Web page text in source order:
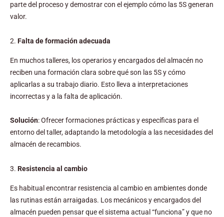
parte del proceso y demostrar con el ejemplo cómo las 5S generan
valor.
2. Falta de formación adecuada
En muchos talleres, los operarios y encargados del almacén no
reciben una formación clara sobre qué son las 5S y cómo
aplicarlas a su trabajo diario. Esto lleva a interpretaciones
incorrectas y a la falta de aplicación.
Solución: Ofrecer formaciones prácticas y específicas para el
entorno del taller, adaptando la metodología a las necesidades del
almacén de recambios.
3. Resistencia al cambio
Es habitual encontrar resistencia al cambio en ambientes donde
las rutinas están arraigadas. Los mecánicos y encargados del
almacén pueden pensar que el sistema actual “funciona” y que no